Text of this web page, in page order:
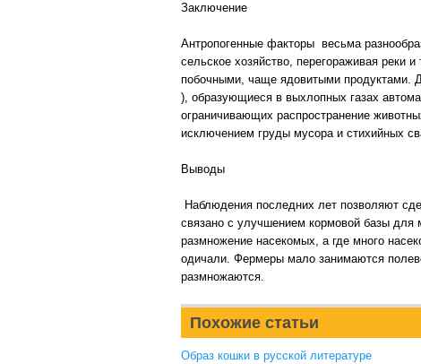
Заключение
Антропогенные факторы весьма
сельское хозяйство, перегораживая реки
побочными, чаще ядовитыми продуктами.
), образующиеся в выхлопных газах
ограничивающих распространение
исключением груды мусора и стихийных
Выводы
Наблюдения последних лет позволяют
связано с улучшением кормовой базы для
размножение насекомых, а где много
одичали. Фермеры мало занимаются
размножаются.
Похожие статьи
Образ кошки в русской литературе